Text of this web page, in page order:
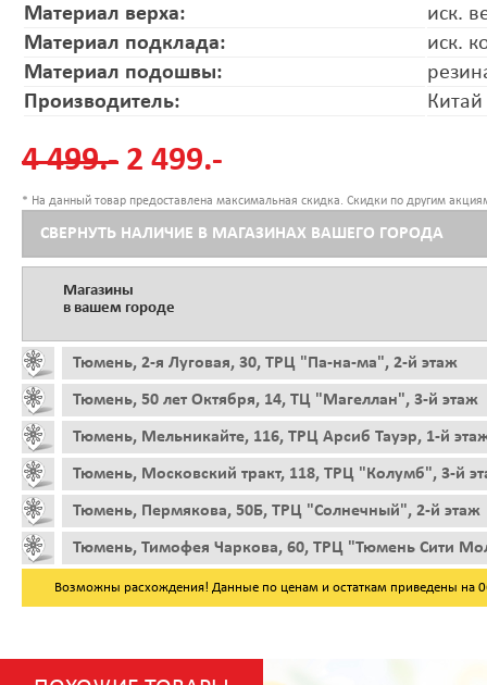
Материал верха:
иск.
Материал подклада:
иск.
Материал подошвы:
Производитель:
Китай
4 499.- 2 499.-
* На данный товар предоставлена максимальная скидка. Скидки по другим
СВЕРНУТЬ НАЛИЧИЕ В МАГАЗИНАХ ВАШЕГО ГОРОДА
Магазины
в вашем городе
Тюмень, 2-я Луговая, 30, ТРЦ "Па-на-ма", 2-й этаж
Тюмень, 50 лет Октября, 14, ТЦ "Магеллан", 3-й этаж
Тюмень, Мельникайте, 116, ТРЦ Арсиб Тауэр, 1-й
Тюмень, Московский тракт, 118, ТРЦ "Колумб", 3-й
Тюмень, Пермякова, 50Б, ТРЦ "Солнечный", 2-й этаж
Тюмень, Тимофея Чаркова, 60, ТРЦ "Тюмень Сити
Возможны расхождения! Данные по ценам и остаткам приведены на